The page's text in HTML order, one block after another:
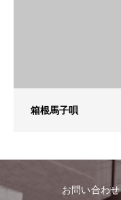
箱根馬子唄
お問い合わせ